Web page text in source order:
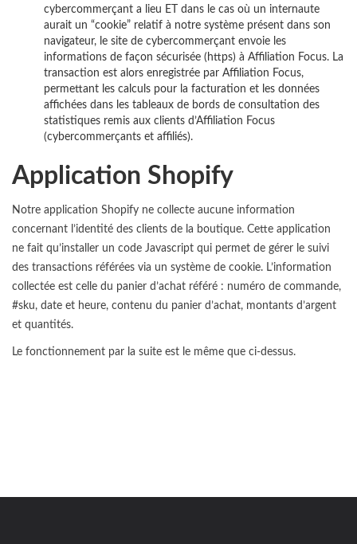
cybercommerçant a lieu ET dans le cas où un internaute
aurait un “cookie” relatif à notre système présent dans son
navigateur, le site de cybercommerçant envoie les
informations de façon sécurisée (https) à Affiliation Focus. La
transaction est alors enregistrée par Affiliation Focus,
permettant les calculs pour la facturation et les données
affichées dans les tableaux de bords de consultation des
statistiques remis aux clients d’Affiliation Focus
(cybercommerçants et affiliés).
Application Shopify
Notre application Shopify ne collecte aucune information
concernant l’identité des clients de la boutique. Cette application
ne fait qu’installer un code Javascript qui permet de gérer le suivi
des transactions référées via un système de cookie. L’information
collectée est celle du panier d’achat référé : numéro de commande,
#sku, date et heure, contenu du panier d’achat, montants d’argent
et quantités.
Le fonctionnement par la suite est le même que ci-dessus.